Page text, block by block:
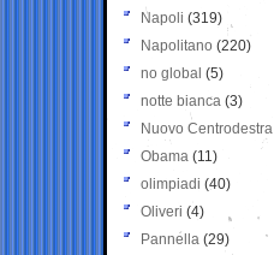
Napoli (319)
Napolitano (220)
no global (5)
notte bianca (3)
Nuovo Centrodestra
Obama (11)
olimpiadi (40)
Oliveri (4)
Pannella (29)